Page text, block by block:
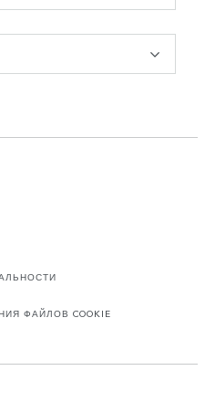
ФАЙЛОВ COOKIE